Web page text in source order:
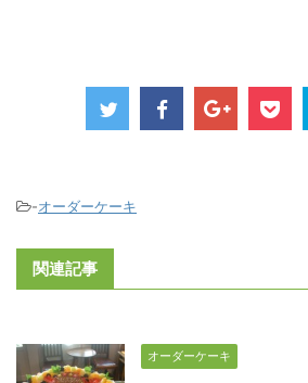
-オーダーケーキ
関連記事
オーダーケーキ